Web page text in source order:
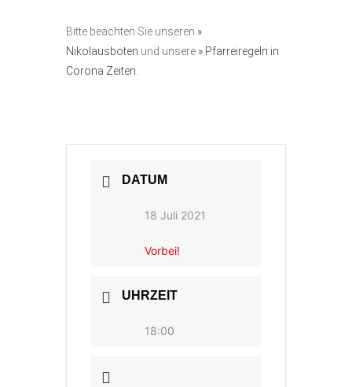
Bitte beachten Sie unseren »
Nikolausboten und unsere » Pfarreiregeln in
Corona Zeiten.
DATUM
18 Juli 2021
Vorbei!
UHRZEIT
18:00